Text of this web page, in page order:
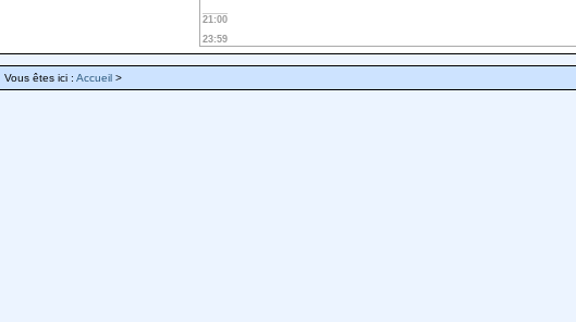
21:00
23:59
Vous êtes ici : Accueil >